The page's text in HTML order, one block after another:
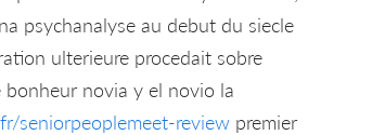
psychanalyse au debut du siecle
ulterieure procedait sobre
novia y el novio la
seniorpeoplemeet-review premier